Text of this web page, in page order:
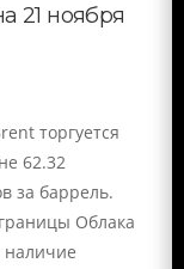
21 ноября
торгуется
62.32
за баррель.
Облака
наличие